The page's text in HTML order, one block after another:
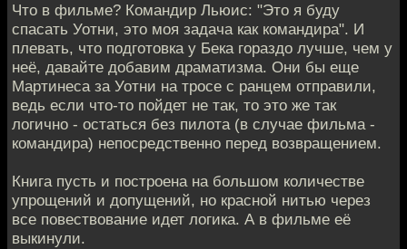
Что в фильме? Командир Льюис: "Это я буду
спасать Уотни, это моя задача как командира". И
плевать, что подготовка у Бека гораздо лучше, чем у
неё, давайте добавим драматизма. Они бы еще
Мартинеса за Уотни на тросе с ранцем отправили,
ведь если что-то пойдет не так, то это же так
логично - остаться без пилота (в случае фильма -
командира) непосредственно перед возвращением.
Книга пусть и построена на большом количестве
упрощений и допущений, но красной нитью через
все повествование идет логика. А в фильме её
выкинули.